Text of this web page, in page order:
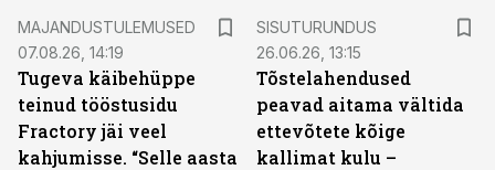
MAJANDUSTULEMUSED
07.08.26, 14:19
Tugeva käibehüppe
teinud tööstusidu
Fractory jäi veel
kahjumisse. “Selle aasta
SISUTURUNDUS
26.06.26, 13:15
Tõstelahendused
peavad aitama vältida
ettevõtete kõige
kallimat kulu –